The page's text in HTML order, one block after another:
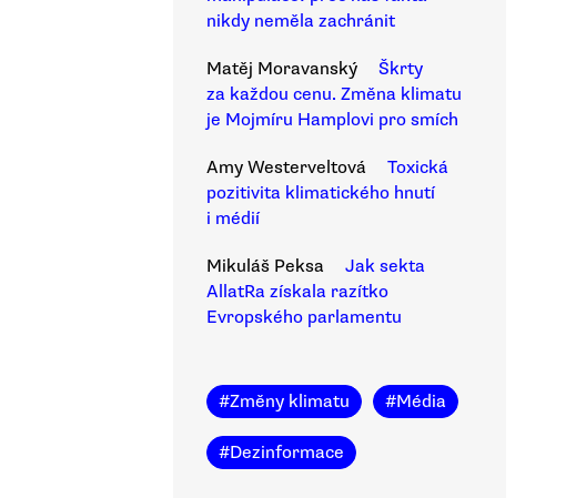
nikdy neměla zachránit
Matěj Moravanský
Škrty
za každou cenu. Změna klimatu
je Mojmíru Hamplovi pro smích
Amy Westerveltová
Toxická
pozitivita klimatického hnutí
i médií
Mikuláš Peksa
Jak sekta
AllatRa získala razítko
Evropského parlamentu
#Změny klimatu #Média
#Dezinformace